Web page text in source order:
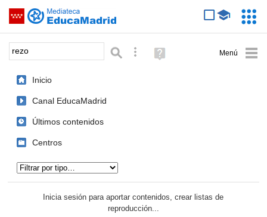
Saltar navegación
Palabra o frase: Búsqueda avanzada
Ayuda
(en
Inicio
Canal EducaMadrid
Últimos contenidos
Centros
Inicia sesión para aportar contenidos, crear listas de
reproducción...